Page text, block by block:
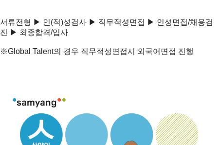
서류전형 ▶ 인(적)성검사 ▶ 직무적성면접 ▶ 인성면접/채용검
진 ▶ 최종합격/입사
※Global Talent의 경우 직무적성면접시 외국어면접 진행